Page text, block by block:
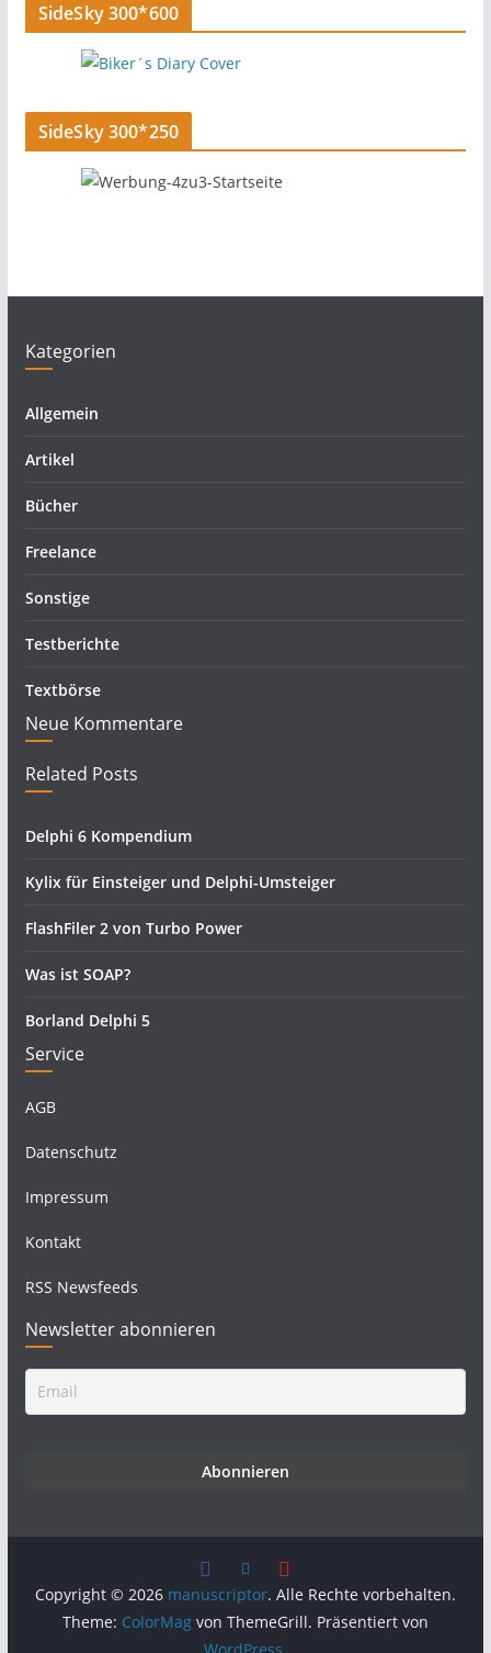
SideSky 300*600
SideSky 300*250
Kategorien
Allgemein
Artikel
Bücher
Freelance
Sonstige
Testberichte
Textbörse
Neue Kommentare
Related Posts
Delphi 6 Kompendium
Kylix für Einsteiger und Delphi-Umsteiger
FlashFiler 2 von Turbo Power
Was ist SOAP?
Borland Delphi 5
Service
AGB
Datenschutz
Impressum
Kontakt
RSS Newsfeeds
Newsletter abonnieren
Copyright © 2026 manuscriptor. Alle Rechte vorbehalten.
Theme: ColorMagvon ThemeGrill. Präsentiert von